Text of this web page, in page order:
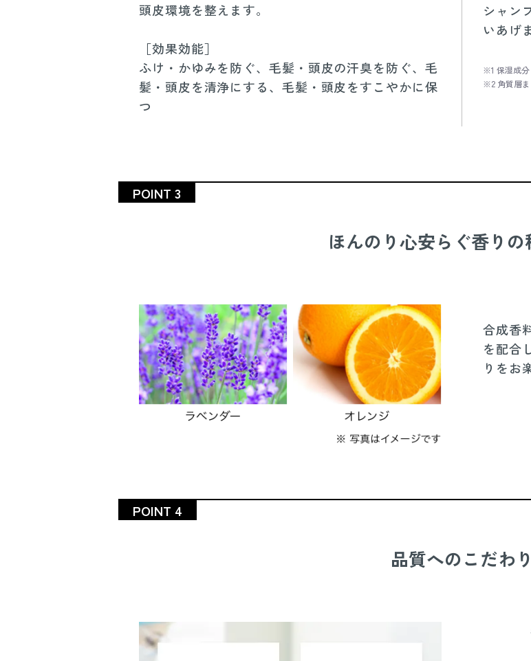
頭皮環境を整えます。
［効果効能］
ふけ・かゆみを防ぐ、毛髪・頭皮の汗臭を防ぐ、毛
髪・頭皮を清浄にする、毛髪・頭皮をすこやかに保
つ
シャン
いあげ
※1 保湿成分
※2 角質層
POINT 3
ほんのり心安らぐ香りの
合成香
を配合
りをお
POINT 4
品質へのこだわり